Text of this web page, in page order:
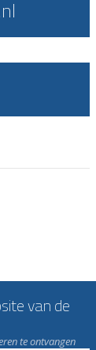
van de
te ontvangen